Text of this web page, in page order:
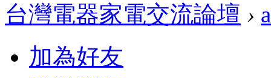
台灣電器家電交流論壇 ›
加為好友